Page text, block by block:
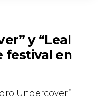
y “Leal
festival en
Undercover”.